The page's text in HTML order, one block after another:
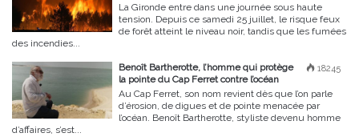
La Gironde entre dans une journée sous haute
tension. Depuis ce samedi 25 juillet, le risque feux
de forêt atteint le niveau noir, tandis que les fumées
des incendies...
18245
Benoît Bartherotte, l’homme qui protège
la pointe du Cap Ferret contre l’océan
Au Cap Ferret, son nom revient dès que l’on parle
d’érosion, de digues et de pointe menacée par
l’océan. Benoît Bartherotte, styliste devenu homme
d’affaires, s’est...